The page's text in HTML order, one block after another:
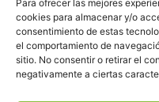
Para ofrecer las mejores
cookies para almacenar y/o
consentimiento de estas
el comportamiento de
sitio. No consentir o retirar el
negativamente a ciertas
656 582 507
Tres Cantos (Madrid)
Envíos y Devoluciones